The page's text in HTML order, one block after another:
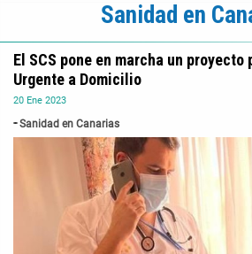
Sanidad en
20 Ene 2023
Sanidad en Canarias
El SCS pone en marcha un
Urgente a Domicilio